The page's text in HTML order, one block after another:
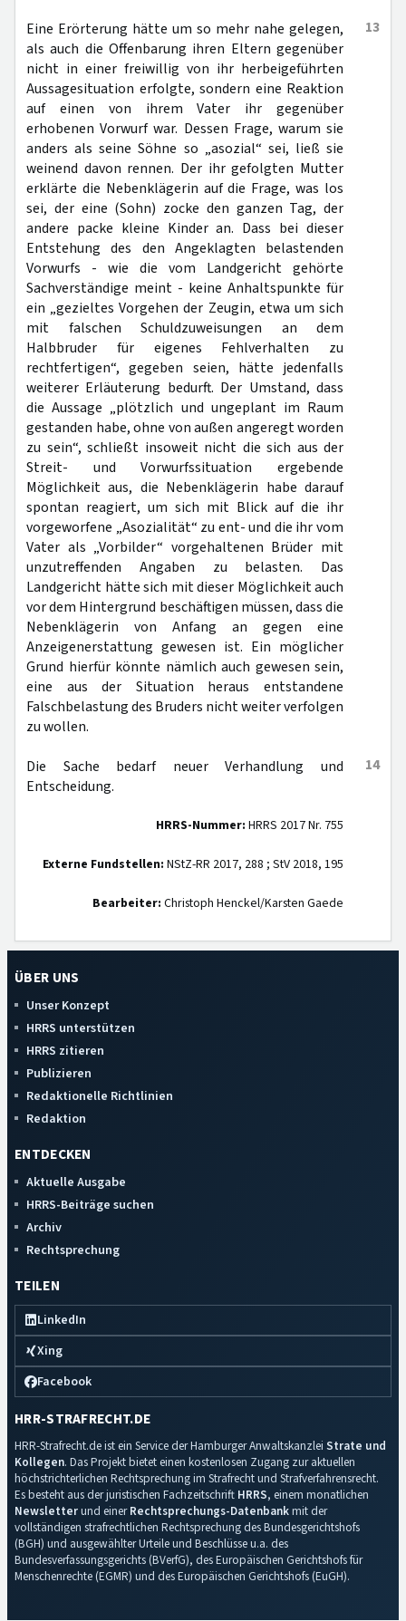
13
Eine Erörterung hätte um so mehr nahe gelegen,
als auch die Offenbarung ihren Eltern gegenüber
nicht in einer freiwillig von ihr herbeigeführten
Aussagesituation erfolgte, sondern eine Reaktion
auf einen von ihrem Vater ihr gegenüber
erhobenen Vorwurf war. Dessen Frage, warum sie
anders als seine Söhne so „asozial“ sei, ließ sie
weinend davon rennen. Der ihr gefolgten Mutter
erklärte die Nebenklägerin auf die Frage, was los
sei, der eine (Sohn) zocke den ganzen Tag, der
andere packe kleine Kinder an. Dass bei dieser
Entstehung des den Angeklagten belastenden
Vorwurfs - wie die vom Landgericht gehörte
Sachverständige meint - keine Anhaltspunkte für
ein „gezieltes Vorgehen der Zeugin, etwa um sich
mit falschen Schuldzuweisungen an dem
Halbbruder für eigenes Fehlverhalten zu
rechtfertigen“, gegeben seien, hätte jedenfalls
weiterer Erläuterung bedurft. Der Umstand, dass
die Aussage „plötzlich und ungeplant im Raum
gestanden habe, ohne von außen angeregt worden
zu sein“, schließt insoweit nicht die sich aus der
Streit- und Vorwurfssituation ergebende
Möglichkeit aus, die Nebenklägerin habe darauf
spontan reagiert, um sich mit Blick auf die ihr
vorgeworfene „Asozialität“ zu ent- und die ihr vom
Vater als „Vorbilder“ vorgehaltenen Brüder mit
unzutreffenden Angaben zu belasten. Das
Landgericht hätte sich mit dieser Möglichkeit auch
vor dem Hintergrund beschäftigen müssen, dass die
Nebenklägerin von Anfang an gegen eine
Anzeigenerstattung gewesen ist. Ein möglicher
Grund hierfür könnte nämlich auch gewesen sein,
eine aus der Situation heraus entstandene
Falschbelastung des Bruders nicht weiter verfolgen
zu wollen.
14
Die Sache bedarf neuer Verhandlung und
Entscheidung.
HRRS-Nummer: HRRS 2017 Nr. 755
Externe Fundstellen: NStZ-RR 2017, 288 ; StV 2018, 195
Bearbeiter: Christoph Henckel/Karsten Gaede
ÜBER UNS
Unser Konzept
HRRS unterstützen
HRRS zitieren
Publizieren
Redaktionelle Richtlinien
Redaktion
ENTDECKEN
Aktuelle Ausgabe
HRRS-Beiträge suchen
Archiv
Rechtsprechung
TEILEN
LinkedIn
Xing
Facebook
HRR-STRAFRECHT.DE
HRR-Strafrecht.de ist ein Service der Hamburger Anwaltskanzlei Strate und
Kollegen. Das Projekt bietet einen kostenlosen Zugang zur aktuellen
höchstrichterlichen Rechtsprechung im Strafrecht und Strafverfahrensrecht.
Es besteht aus der juristischen Fachzeitschrift HRRS, einem monatlichen
Newsletterund einerRechtsprechungs-Datenbankmit der
vollständigen strafrechtlichen Rechtsprechung des Bundesgerichtshofs
(BGH) und ausgewählter Urteile und Beschlüsse u.a. des
Bundesverfassungsgerichts (BVerfG), des Europäischen Gerichtshofs für
Menschenrechte (EGMR) und des Europäischen Gerichtshofs (EuGH).